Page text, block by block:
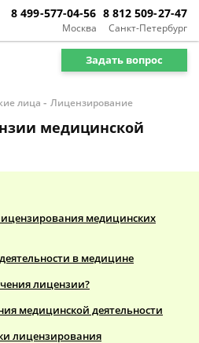
Москва
8 499-577-04-56
Санкт-Петербург
8 812 509-27-47
Задать вопрос
лица - Лицензирование
медицинской
медицинских
в медицине
лицензии?
медицинской деятельности
лицензирования